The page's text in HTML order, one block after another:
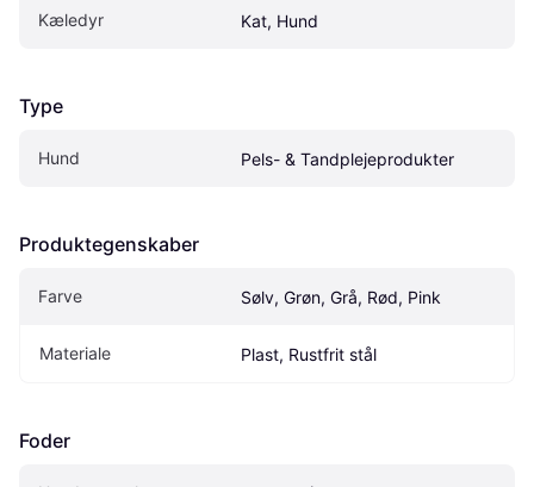
Kæledyr Kat, Hund
Type
Hund Pels- & Tandplejeprodukter
Produktegenskaber
Farve Sølv, Grøn, Grå, Rød, Pink
Materiale Plast, Rustfrit stål
Foder